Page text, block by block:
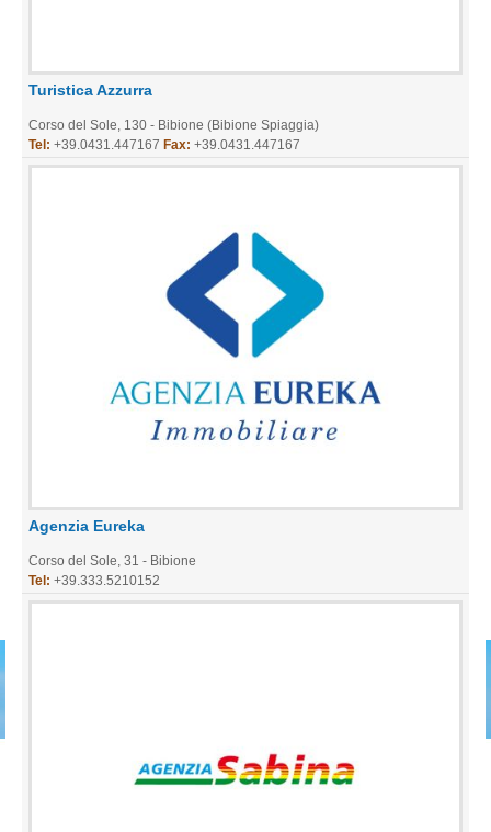
Turistica Azzurra
Corso del Sole, 130 - Bibione (Bibione Spiaggia)
Tel: +39.0431.447167 Fax: +39.0431.447167
Agenzia Eureka
Corso del Sole, 31 - Bibione
Tel: +39.333.5210152